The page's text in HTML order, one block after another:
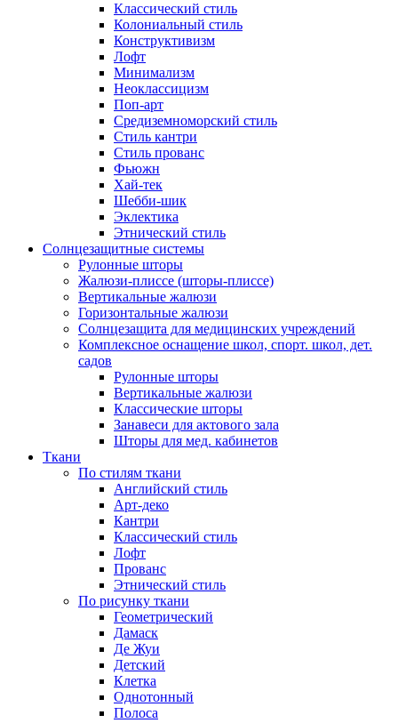
Классический стиль
Колониальный стиль
Конструктивизм
Лофт
Минимализм
Неоклассицизм
Поп-арт
Средиземноморский стиль
Стиль кантри
Стиль прованс
Фьюжн
Хай-тек
Шебби-шик
Эклектика
Этнический стиль
Солнцезащитные системы
Рулонные шторы
Жалюзи-плиссе (шторы-плиссе)
Вертикальные жалюзи
Горизонтальные жалюзи
Солнцезащита для медицинских учреждений
Комплексное оснащение школ, спорт. школ, дет.
садов
Рулонные шторы
Вертикальные жалюзи
Классические шторы
Занавеси для актового зала
Шторы для мед. кабинетов
Ткани
По стилям ткани
Английский стиль
Арт-деко
Кантри
Классический стиль
Лофт
Прованс
Этнический стиль
По рисунку ткани
Геометрический
Дамаск
Де Жуи
Детский
Клетка
Однотонный
Полоса